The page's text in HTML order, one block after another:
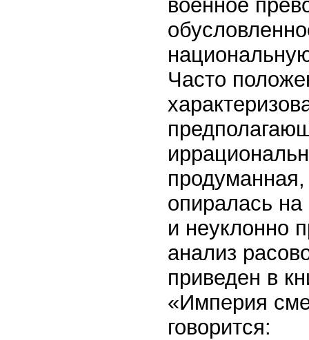
военное
Часто
опиралась
и неуклонно
анализ
приведен в
«Империя
говорится: